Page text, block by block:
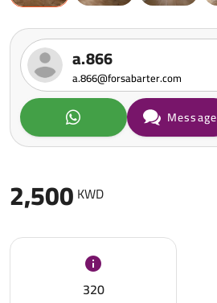
2,500 KWD
320
a.866
a.866@forsabarter.com
Message